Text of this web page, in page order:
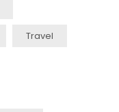
Travel